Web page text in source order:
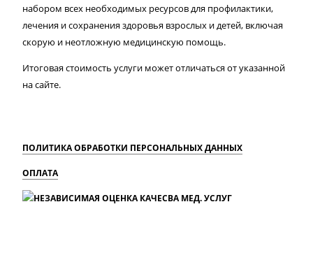
набором всех необходимых ресурсов для профилактики,
лечения и сохранения здоровья взрослых и детей, включая
скорую и неотложную медицинскую помощь.
Итоговая стоимость услуги может отличаться от указанной
на сайте.
ПОЛИТИКА ОБРАБОТКИ ПЕРСОНАЛЬНЫХ ДАННЫХ
ОПЛАТА